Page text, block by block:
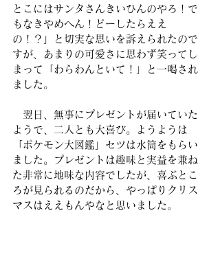
とこにはサンタさんきいひんのやろ！で
もなきやめへん！どーしたらええ
の！？」と切実な思いを訴えられたので
すが、あまりの可愛さに思わず笑ってし
まって「わらわんといて！」と一喝され
ました。
翌日、無事にプレゼントが届いていた
ようで、二人とも大喜び。ようようは
「ポケモン大図鑑」セツは水筒をもらい
ました。プレゼントは趣味と実益を兼ね
た非常に地味な内容でしたが、喜ぶとこ
ろが見られるのだから、やっぱりクリス
マスはええもんやなと思いました。